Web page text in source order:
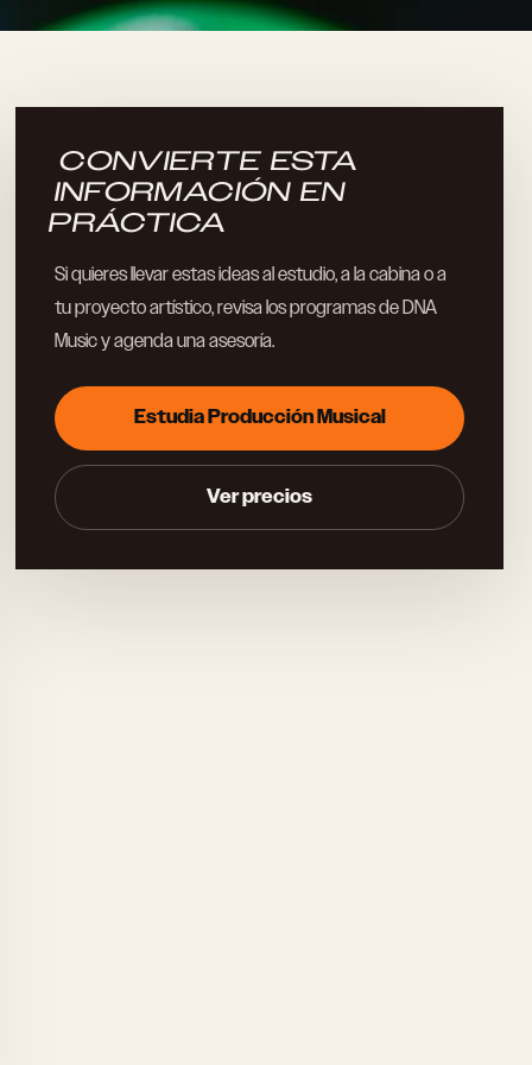
CONVIERTE ESTA
INFORMACIÓN EN
PRÁCTICA
Si quieres llevar estas ideas al estudio, a la cabina o a
tu proyecto artístico, revisa los programas de DNA
Music y agenda una asesoría.
Estudia Producción Musical
Ver precios